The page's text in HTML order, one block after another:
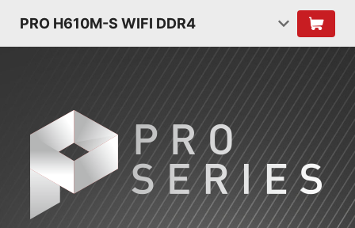
PRO H610M-S WIFI DDR4